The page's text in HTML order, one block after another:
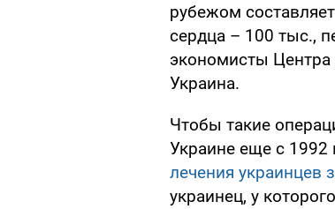
рубежом
сердца – 100 тыс.,
экономисты Центра
Украина.
Чтобы такие
Украине еще с 1992
лечения украинцев
украинец, у